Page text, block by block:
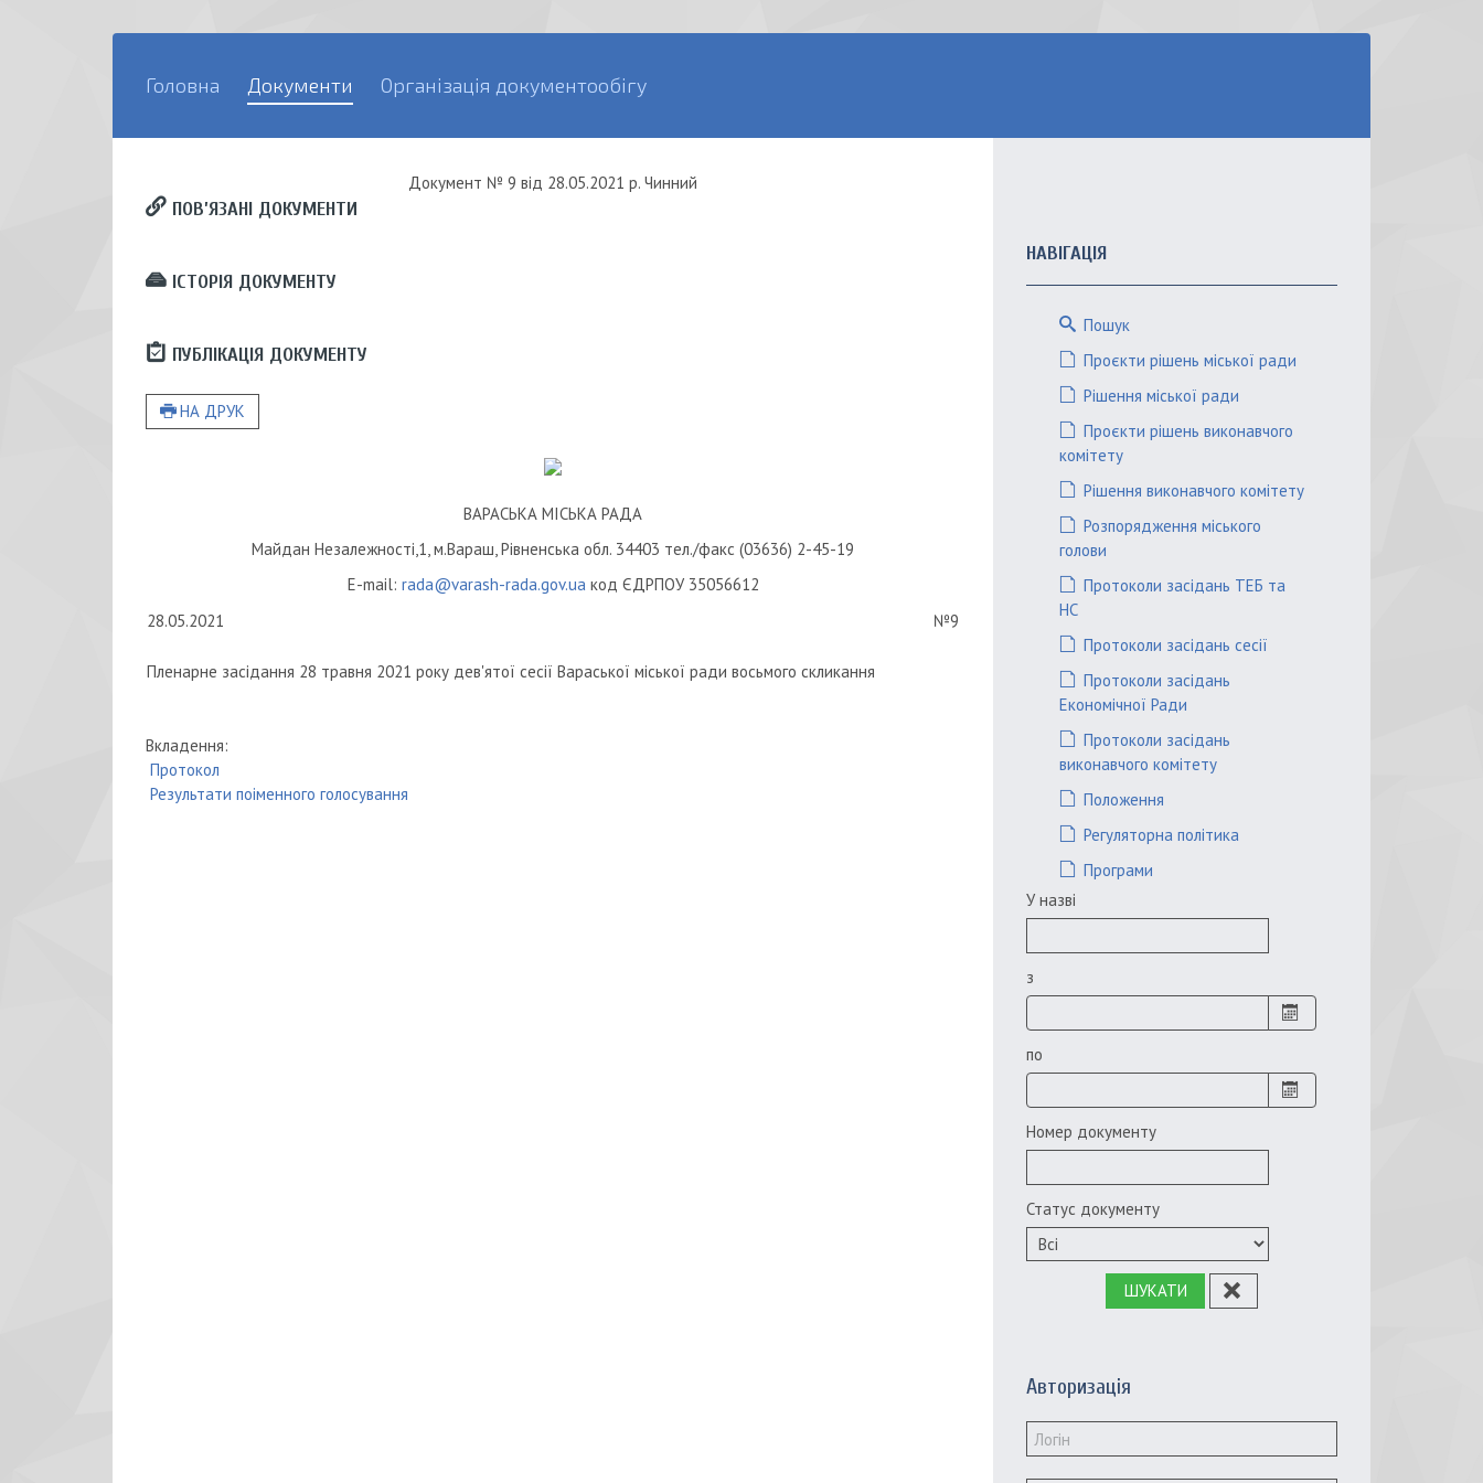
Головна Документи Організація документообігу
Документ № 9 від 28.05.2021 р. Чинний
ПОВ’ЯЗАНІ ДОКУМЕНТИ
ІСТОРІЯ ДОКУМЕНТУ
ПУБЛІКАЦІЯ ДОКУМЕНТУ
НА ДРУК
ВАРАСЬКА МІСЬКА РАДА
Майдан Незалежності,1, м.Вараш, Рівненська обл. 34403 тел./факс (03636) 2-45-19
E-mail: rada@varash-rada.gov.uaкод ЄДРПОУ 35056612
28.05.2021
№9
Пленарне засідання 28 травня 2021 року дев'ятої сесії Вараської міської ради восьмого скликання
Вкладення:
Протокол
Результати поіменного голосування
НАВІГАЦІЯ
Пошук
Проєкти рішень міської ради
Рішення міської ради
Проєкти рішень виконавчого
комітету
Рішення виконавчого комітету
Розпорядження міського
голови
Протоколи засідань ТЕБ та
НС
Протоколи засідань сесії
Протоколи засідань
Економічної Ради
Протоколи засідань
виконавчого комітету
Положення
Регуляторна політика
Програми
У назві
з
по
Номер документу
Статус документу
ШУКАТИ
Авторизація